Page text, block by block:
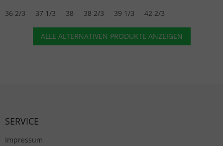
36 2/3
37 1/3 38 38 2/3 39 1/3 42 2/3
ALLE ALTERNATIVEN PRODUKTE ANZEIGEN
SERVICE
Impressum